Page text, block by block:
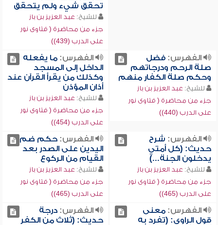
تحقق شيء ولم يتحقق
للشيخ: عبد العزيز بن باز
جزء من محاضرة ( فتاوى نور
على الدرب (439))
الفهرس:فضل
صلة الرحم ودرجاتهم
وحكم صلة الكفار منهم
للشيخ: عبد العزيز بن باز
جزء من محاضرة ( فتاوى نور
على الدرب (440))
الفهرس:ما يفعله
الداخل إلى المسجد
وكذلك من يقرأ القرآن عند
أذان المؤذن
للشيخ: عبد العزيز بن باز
جزء من محاضرة ( فتاوى نور
على الدرب (454))
الفهرس: شرح
حديث: (كل أمتي
يدخلون الجنة...)
للشيخ: عبد العزيز بن باز
جزء من محاضرة ( فتاوى نور
على الدرب (465))
الفهرس:حكم ضم
اليدين على الصدر بعد
القيام من الركوع
للشيخ: عبد العزيز بن باز
جزء من محاضرة ( فتاوى نور
على الدرب (465))
الفهرس:معنى
قول الراوي: (تفرد به
الفهرس:درجة
حديث: (ثلاث من الكفر